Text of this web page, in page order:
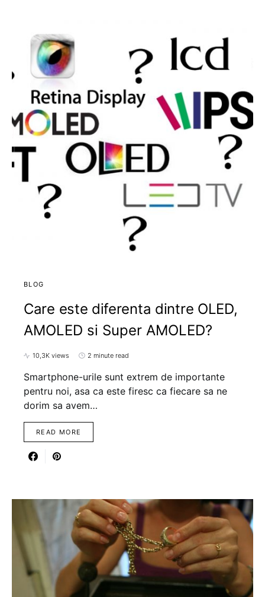
BLOG
Care este diferenta dintre OLED,
AMOLED si Super AMOLED?
10,3K views 2 minute read
Smartphone-urile sunt extrem de importante
pentru noi, asa ca este firesc ca fiecare sa ne
dorim sa avem…
READ MORE